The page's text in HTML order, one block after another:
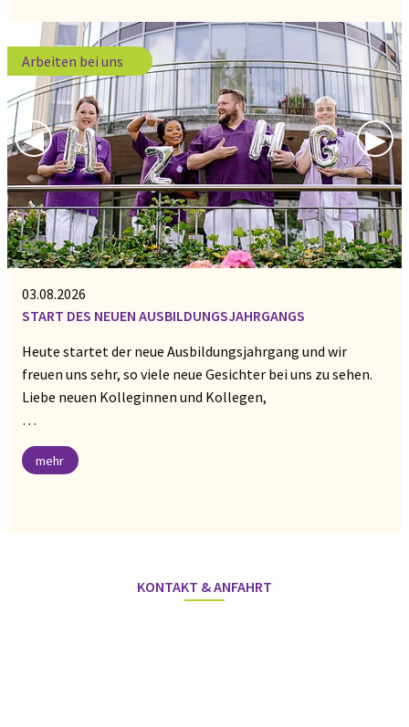
Previous Slide
◀︎ ▶︎
Arbeiten bei uns
03.08.2026
START DES NEUEN AUSBILDUNGSJAHRGANGS
Heute startet der neue Ausbildungsjahrgang und wir
freuen uns sehr, so viele neue Gesichter bei uns zu sehen.
Liebe neuen Kolleginnen und Kollegen,
…
mehr
KONTAKT & ANFAHRT